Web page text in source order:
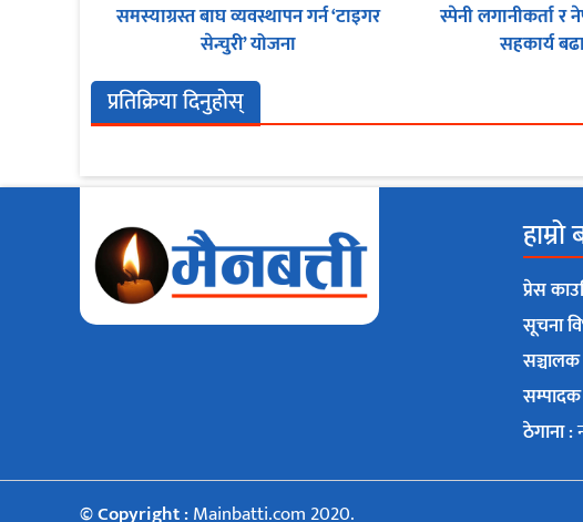
समस्याग्रस्त बाघ व्यवस्थापन गर्न ‘टाइगर
सेन्चुरी’ योजना
स्पेनी लगानीकर्ता र
सहकार्य
प्रतिक्रिया दिनुहोस्
हाम्रो
प्रेस
सूचना
ठेगाना :
© Copyright :Mainbatti.com 2020.